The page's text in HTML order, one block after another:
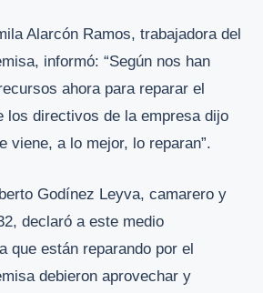
Alarcón Ramos, trabajadora del
informó: “Según nos han
ahora para reparar el
los directivos de la empresa dijo
viene, a lo mejor, lo reparan”.
Godínez Leyva, camarero y
declaró a este medio
que están reparando por el
debieron aprovechar y